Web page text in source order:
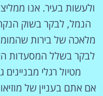
ולעשות בעיר. אנו
לבקר בשלל המסעדות
מטיול רגלי
אם אתם בעניין של